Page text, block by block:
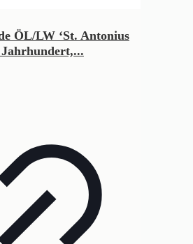
ÖL/LW ‘St. Antonius
Jahrhundert,...